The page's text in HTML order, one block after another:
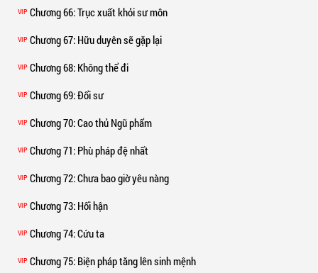
VIP Chương 66: Trục xuất khỏi sư môn
VIP Chương 67: Hữu duyên sẽ gặp lại
VIP Chương 68: Không thể đi
VIP Chương 69: Đổi sư
VIP Chương 70: Cao thủ Ngũ phẩm
VIP Chương 71: Phù pháp đệ nhất
VIP Chương 72: Chưa bao giờ yêu nàng
VIP Chương 73: Hối hận
VIP Chương 74: Cứu ta
VIP Chương 75: Biện pháp tăng lên sinh mệnh